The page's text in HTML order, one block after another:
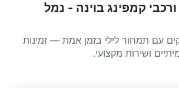
ורכבי קמפינג בוינה - נמל
עם תמחור לילי בזמן אמת — זמינות
ושירות מקצועי.